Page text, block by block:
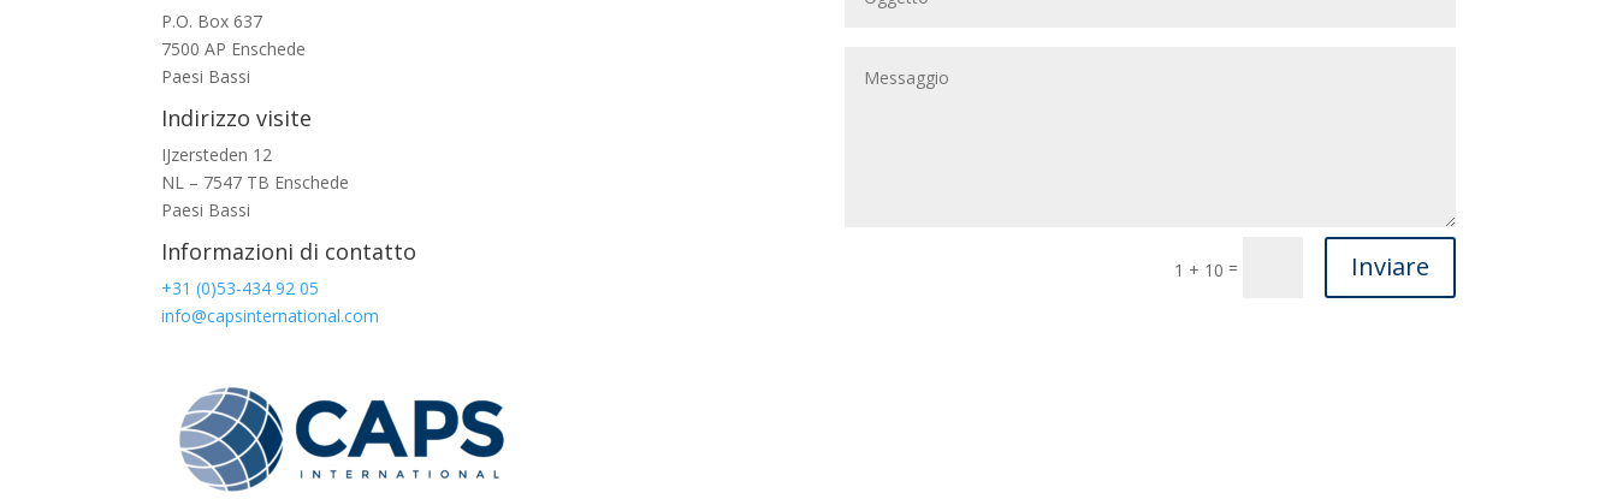
P.O. Box 637
7500 AP Enschede
Paesi Bassi
Indirizzo visite
IJzersteden 12
NL – 7547 TB Enschede
Paesi Bassi
Informazioni di contatto
+31 (0)53-434 92 05
info@capsinternational.com
1 + 10 = Inviare